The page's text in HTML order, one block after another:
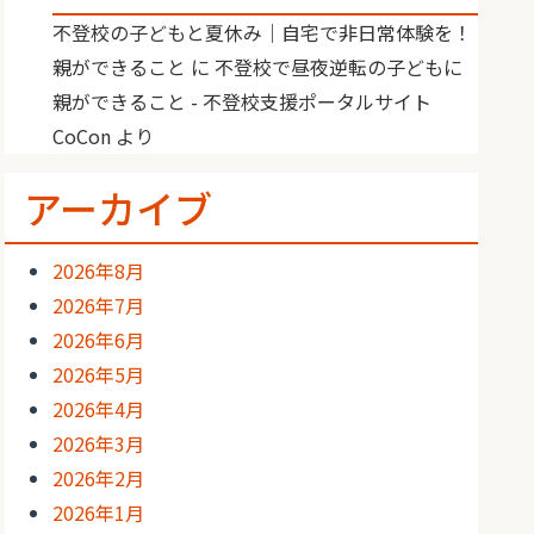
不登校の子どもと夏休み｜自宅で非日常体験を！
親ができること に 不登校で昼夜逆転の子どもに
親ができること - 不登校支援ポータルサイト
CoCon より
アーカイブ
2026年8月
2026年7月
2026年6月
2026年5月
2026年4月
2026年3月
2026年2月
2026年1月